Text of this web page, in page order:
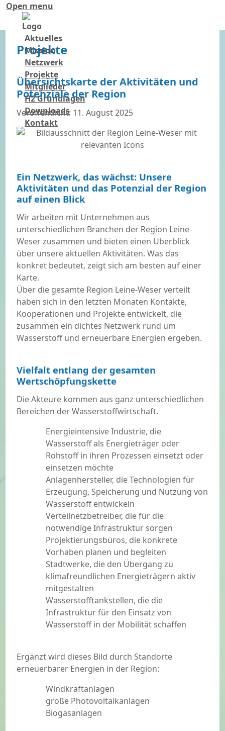
Open menu
Aktuelles
Mission
Netzwerk
Projekte
Mitglieder
H2 Grundlagen
Downloads
Kontakt
Projekte
Übersichtskarte der Aktivitäten und
Potenziale der Region
Details
Veröffentlicht: 11. August 2025
Ein Netzwerk, das wächst: Unsere
Aktivitäten und das Potenzial der Region
auf einen Blick
Wir arbeiten mit Unternehmen aus
unterschiedlichen Branchen der Region Leine-
Weser zusammen und bieten einen Überblick
über unsere aktuellen Aktivitäten. Was das
konkret bedeutet, zeigt sich am besten auf einer
Karte.
Über die gesamte Region Leine-Weser verteilt
haben sich in den letzten Monaten Kontakte,
Kooperationen und Projekte entwickelt, die
zusammen ein dichtes Netzwerk rund um
Wasserstoff und erneuerbare Energien ergeben.
Vielfalt entlang der gesamten
Wertschöpfungskette
Die Akteure kommen aus ganz unterschiedlichen
Bereichen der Wasserstoffwirtschaft.
Energieintensive Industrie, die
Wasserstoff als Energieträger oder
Rohstoff in ihren Prozessen einsetzt oder
einsetzen möchte
Anlagenhersteller, die Technologien für
Erzeugung, Speicherung und Nutzung von
Wasserstoff entwickeln
Verteilnetzbetreiber, die für die
notwendige Infrastruktur sorgen
Projektierungsbüros, die konkrete
Vorhaben planen und begleiten
Stadtwerke, die den Übergang zu
klimafreundlichen Energieträgern aktiv
mitgestalten
Wasserstofftankstellen, die die
Infrastruktur für den Einsatz von
Wasserstoff in der Mobilität schaffen
Ergänzt wird dieses Bild durch Standorte
erneuerbarer Energien in der Region:
Windkraftanlagen
große Photovoltaikanlagen
Biogasanlagen